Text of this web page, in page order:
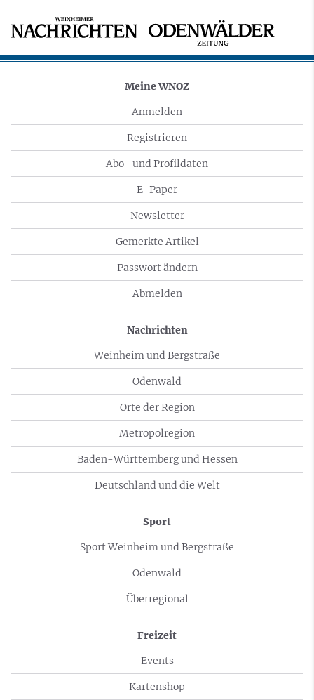
Meine WNOZ
Anmelden
Registrieren
Abo- und Profildaten
E-Paper
Newsletter
Gemerkte Artikel
Passwort ändern
Abmelden
Nachrichten
Weinheim und Bergstraße
Odenwald
Orte der Region
Metropolregion
Baden-Württemberg und Hessen
Deutschland und die Welt
Sport
Sport Weinheim und Bergstraße
Odenwald
Überregional
Freizeit
Events
Kartenshop